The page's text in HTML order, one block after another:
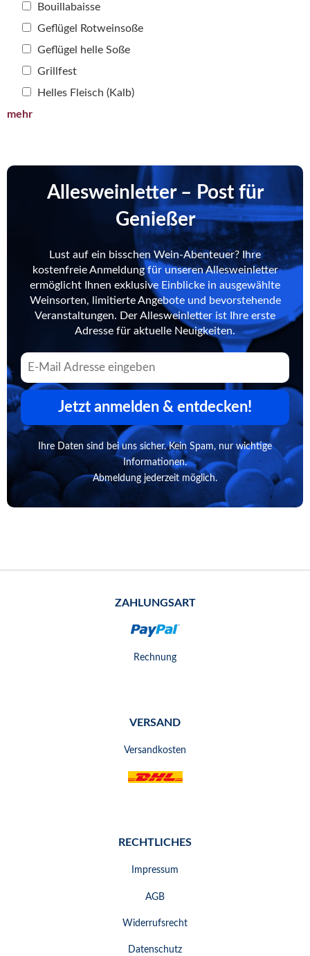
Bouillabaisse
Geflügel Rotweinsoße
Geflügel helle Soße
Grillfest
Helles Fleisch (Kalb)
mehr
Allesweinletter – Post für
Genießer
Lust auf ein bisschen Wein-Abenteuer? Ihre
kostenfreie Anmeldung für unseren Allesweinletter
ermöglicht Ihnen exklusive Einblicke in ausgewählte
Weinsorten, limitierte Angebote und bevorstehende
Veranstaltungen. Der Allesweinletter ist Ihre erste
Adresse für aktuelle Neuigkeiten.
Jetzt anmelden & entdecken!
Ihre Daten sind bei uns sicher. Kein Spam, nur wichtige
Informationen.
Abmeldung jederzeit möglich.
ZAHLUNGSART
Rechnung
VERSAND
Versandkosten
RECHTLICHES
Impressum
AGB
Widerrufsrecht
Datenschutz